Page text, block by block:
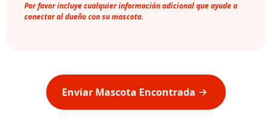
Por favor incluye cualquier información adicional que ayude a
conectar al dueño con su mascota.
Enviar Mascota Encontrada